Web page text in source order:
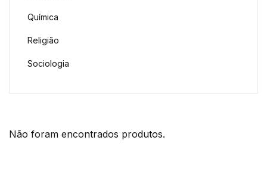
Não foram encontrados produtos.
Química
Religião
Sociologia